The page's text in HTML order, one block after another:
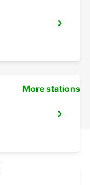
More stations